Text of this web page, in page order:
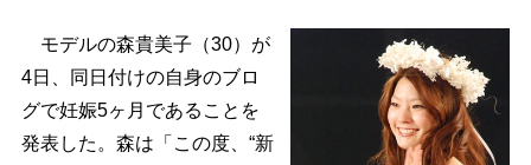
モデルの森貴美子（30）が
4日、同日付けの自身のブロ
グで妊娠5ヶ月であることを
発表した。森は「この度、“新